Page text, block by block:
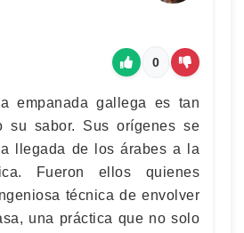
0
empanada gallega es tan
su sabor. Sus orígenes se
llegada de los árabes a la
Fueron ellos quienes
técnica de envolver
una práctica que no solo